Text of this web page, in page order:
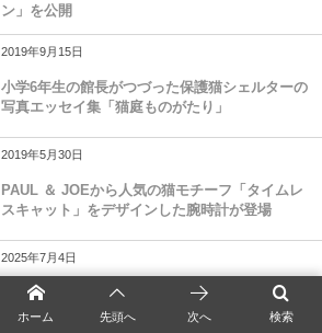
ン」を公開
2019年9月15日
小学6年生の館長がつづった保護猫シェルターの
写真エッセイ集「猫庭ものがたり」
2019年5月30日
PAUL ＆ JOEから人気の猫モチーフ「タイムレ
スキャット」をデザインした腕時計が登場
2025年7月4日
四次元ポケットから何か出てきそう！お腹に手
をしまい込んだ猫ちゃんの奇抜なポーズに3.7万
検索
ホーム 先頭へ 次へ